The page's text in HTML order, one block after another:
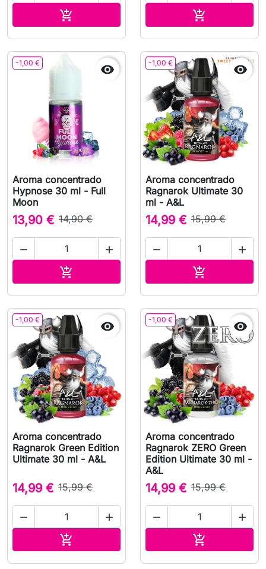
 
-1,00 € 
Aroma concentrado
Hypnose 30 ml - Full
Moon
13,90 € 14,90 €
 

-1,00 € 
Aroma concentrado
Ragnarok Ultimate 30
ml - A&L
14,99 € 15,99 €
 

-1,00 € 
Aroma concentrado
Ragnarok Green Edition
Ultimate 30 ml - A&L
14,99 € 15,99 €
 

-1,00 € 
Aroma concentrado
Ragnarok ZERO Green
Edition Ultimate 30 ml -
A&L
14,99 € 15,99 €
 
